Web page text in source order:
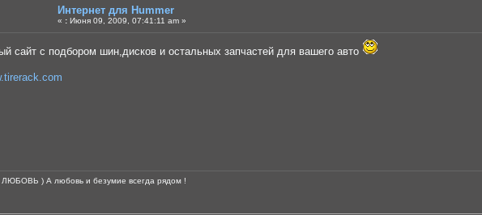
Интернет для Hummer
« : Июня 09, 2009, 07:41:11 am »
сайт с подбором шин,дисков и остальных запчастей для вашего авто
) А любовь и безумие всегда рядом !